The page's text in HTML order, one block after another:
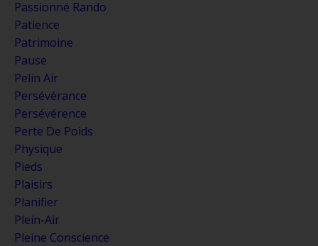
Passionné Rando
Patience
Patrimoine
Pause
Pelin Air
Persévérance
Persévérence
Perte De Poids
Physique
Pieds
Plaisirs
Planifier
Plein-Air
Pleine Conscience